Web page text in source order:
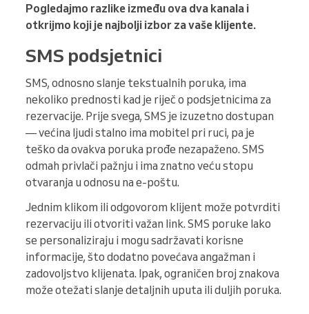
Pogledajmo razlike između ova dva kanala i
otkrijmo koji je najbolji izbor za vaše klijente.
SMS podsjetnici
SMS, odnosno slanje tekstualnih poruka, ima
nekoliko prednosti kad je riječ o podsjetnicima za
rezervacije. Prije svega, SMS je izuzetno dostupan
— većina ljudi stalno ima mobitel pri ruci, pa je
teško da ovakva poruka prođe nezapaženo. SMS
odmah privlači pažnju i ima znatno veću stopu
otvaranja u odnosu na e-poštu.
Jednim klikom ili odgovorom klijent može potvrditi
rezervaciju ili otvoriti važan link. SMS poruke lako
se personaliziraju i mogu sadržavati korisne
informacije, što dodatno povećava angažman i
zadovoljstvo klijenata. Ipak, ograničen broj znakova
može otežati slanje detaljnih uputa ili duljih poruka.